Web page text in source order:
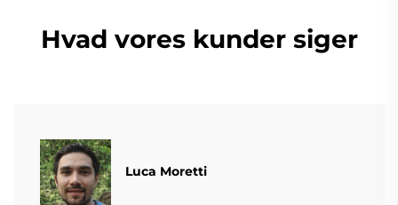
Hvad vores kunder siger
Luca Moretti